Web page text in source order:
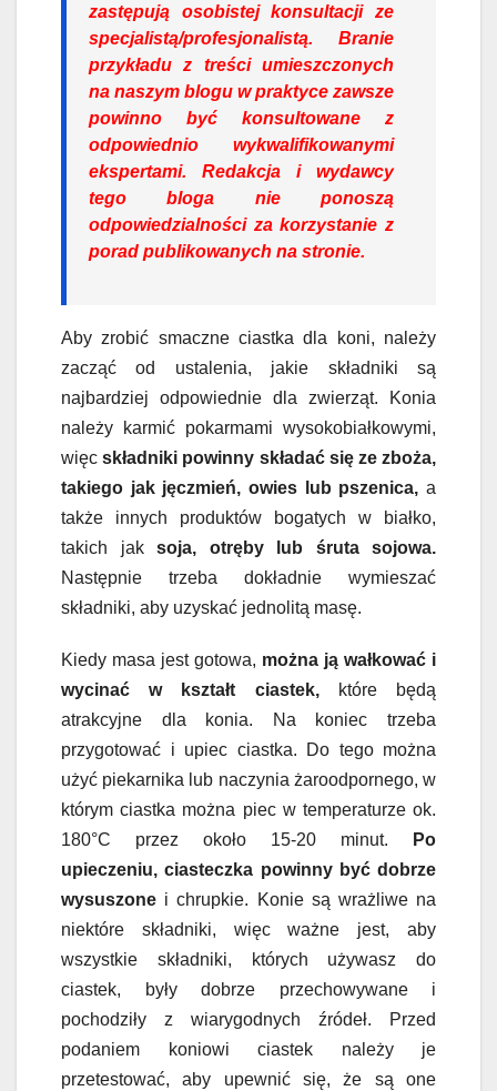
zastępują osobistej konsultacji ze
specjalistą/profesjonalistą. Branie
przykładu z treści umieszczonych
na naszym blogu w praktyce zawsze
powinno być konsultowane z
odpowiednio wykwalifikowanymi
ekspertami. Redakcja i wydawcy
tego bloga nie ponoszą
odpowiedzialności za korzystanie z
porad publikowanych na stronie.
Aby zrobić smaczne ciastka dla koni, należy
zacząć od ustalenia, jakie składniki są
najbardziej odpowiednie dla zwierząt. Konia
należy karmić pokarmami wysokobiałkowymi,
więc składniki powinny składać się ze zboża,
takiego jak jęczmień, owies lub pszenica, a
także innych produktów bogatych w białko,
takich jak soja, otręby lub śruta sojowa.
Następnie trzeba dokładnie wymieszać
składniki, aby uzyskać jednolitą masę.
Kiedy masa jest gotowa, można ją wałkować i
wycinać w kształt ciastek,które będą
atrakcyjne dla konia. Na koniec trzeba
przygotować i upiec ciastka. Do tego można
użyć piekarnika lub naczynia żaroodpornego, w
którym ciastka można piec w temperaturze ok.
180°C przez około 15-20 minut.
Po
upieczeniu, ciasteczka powinny być dobrze
wysuszone i chrupkie. Konie są wrażliwe na
niektóre składniki, więc ważne jest, aby
wszystkie składniki, których używasz do
ciastek, były dobrze przechowywane i
pochodziły z wiarygodnych źródeł. Przed
podaniem koniowi ciastek należy je
przetestować, aby upewnić się, że są one